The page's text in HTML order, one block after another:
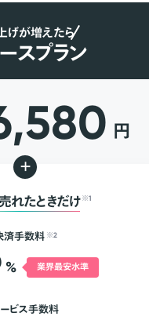
げが増えたら
スプラン
円
+
れたときだけ ※1
済手数料 ※2
% 業界最安水準
ビス手数料